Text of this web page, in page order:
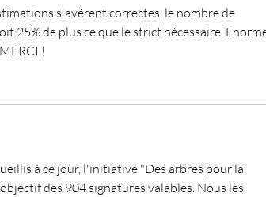
s'avèrent correctes, le nombre de
25% de plus ce que le strict nécessaire.
!
à ce jour, l'initiative "Des arbres pour la
des 904 signatures valables. Nous les